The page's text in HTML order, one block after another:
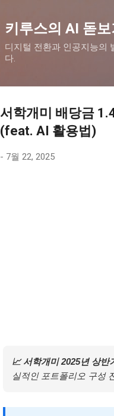
키루스의 AI 돋보
디지털 전환과 인공지능의
다.
서학개미 배당금
(feat. AI 활용법)
- 7월 22, 2025
📈 서학개미 2025년 상반
실적인 포트폴리오 구성